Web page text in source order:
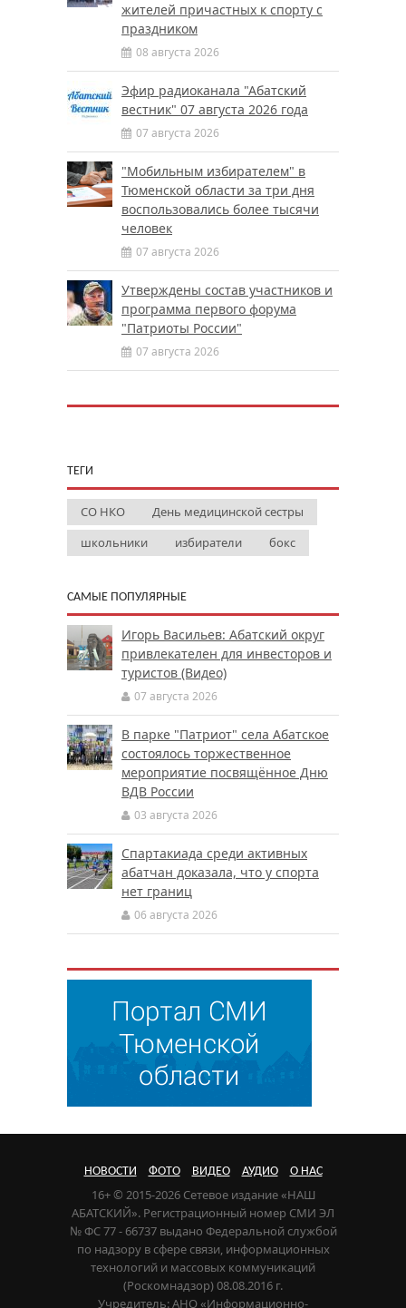
жителей причастных к спорту с
праздником
08 августа 2026
Эфир радиоканала "Абатский
вестник" 07 августа 2026 года
07 августа 2026
"Мобильным избирателем" в
Тюменской области за три дня
воспользовались более тысячи
человек
07 августа 2026
Утверждены состав участников и
программа первого форума
"Патриоты России"
07 августа 2026
ТЕГИ
СО НКО
День медицинской сестры
школьники
избиратели бокс
САМЫЕ ПОПУЛЯРНЫЕ
Игорь Васильев: Абатский округ
привлекателен для инвесторов и
туристов (Видео)
07 августа 2026
В парке "Патриот" села Абатское
состоялось торжественное
мероприятие посвящённое Дню
ВДВ России
03 августа 2026
Спартакиада среди активных
абатчан доказала, что у спорта
нет границ
06 августа 2026
НОВОСТИ ФОТО ВИДЕО АУДИО О НАС
16+ © 2015-2026 Сетевое издание «НАШ
АБАТСКИЙ». Регистрационный номер СМИ ЭЛ
№ ФС 77 - 66737 выдано Федеральной службой
по надзору в сфере связи, информационных
технологий и массовых коммуникаций
(Роскомнадзор) 08.08.2016 г.
Учредитель: АНО «Информационно-